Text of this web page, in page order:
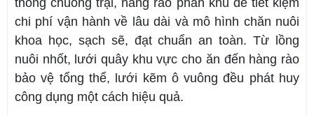
thống chuồng trại, hàng rào phân khu để tiết kiệm
chi phí vận hành về lâu dài và mô hình chăn nuôi
khoa học, sạch sẽ, đạt chuẩn an toàn. Từ lồng
nuôi nhốt, lưới quây khu vực cho ăn đến hàng rào
bảo vệ tổng thể, lưới kẽm ô vuông đều phát huy
công dụng một cách hiệu quả.